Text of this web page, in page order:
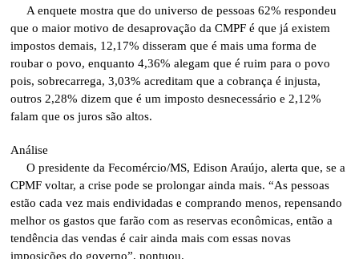
A enquete mostra que do universo de pessoas 62% respondeu
que o maior motivo de desaprovação da CMPF é que já existem
impostos demais, 12,17% disseram que é mais uma forma de
roubar o povo, enquanto 4,36% alegam que é ruim para o povo
pois, sobrecarrega, 3,03% acreditam que a cobrança é injusta,
outros 2,28% dizem que é um imposto desnecessário e 2,12%
falam que os juros são altos.
Análise
O presidente da Fecomércio/MS, Edison Araújo, alerta que, se a
CPMF voltar, a crise pode se prolongar ainda mais. “As pessoas
estão cada vez mais endividadas e comprando menos, repensando
melhor os gastos que farão com as reservas econômicas, então a
tendência das vendas é cair ainda mais com essas novas
imposições do governo”, pontuou.